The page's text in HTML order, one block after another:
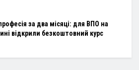
за два місяці: для ВПО на
відкрили безкоштовний курс